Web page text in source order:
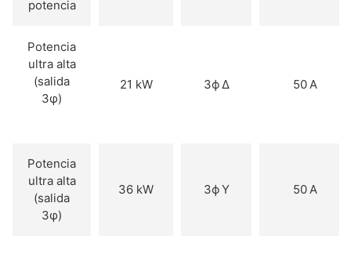
potencia
Potencia
ultra alta
(salida
3φ)
21 kW 3ϕ Δ ​50 A
​Potencia
ultra alta
(salida
3φ)
36 kW ​3ϕ Y ​50 A